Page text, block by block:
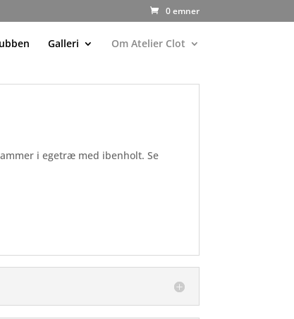
0 emner
Galleri Om Atelier Clot
i egetræ med ibenholt.Se